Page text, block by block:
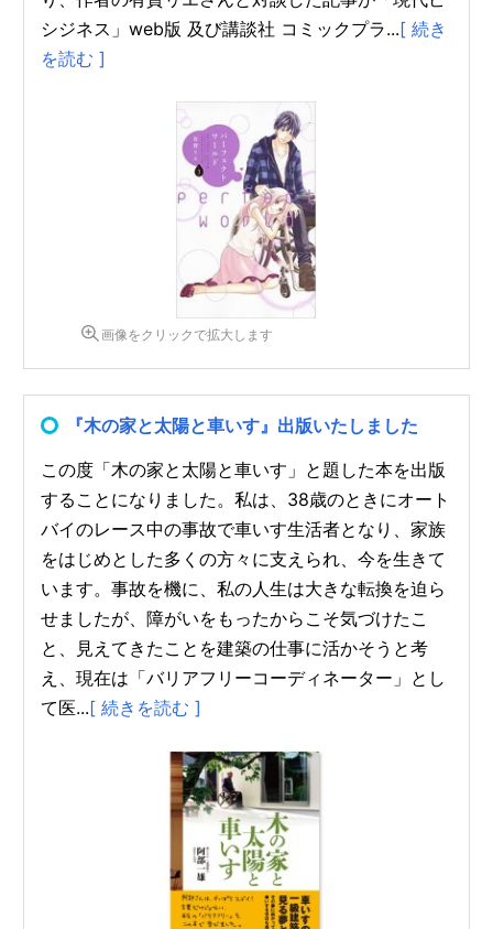
シジネス」web版 及び講談社 コミックプラ...[ 続き
を読む ]
画像をクリックで拡大します
『木の家と太陽と車いす』出版いたしました
この度「木の家と太陽と車いす」と題した本を出版
することになりました。私は、38歳のときにオート
バイのレース中の事故で車いす生活者となり、家族
をはじめとした多くの方々に支えられ、今を生きて
います。事故を機に、私の人生は大きな転換を迫ら
せましたが、障がいをもったからこそ気づけたこ
と、見えてきたことを建築の仕事に活かそうと考
え、現在は「バリアフリーコーディネーター」とし
て医...[ 続きを読む ]